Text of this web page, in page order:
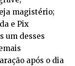
magistério;
e Pix
um desses
após o dia